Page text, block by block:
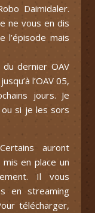
Daimidaler.
ne vous en dis
l’épisode mais
dernier OAV
l’OAV 05,
jours. Je
si je les sors
auront
en place un
Il vous
en streaming
télécharger,